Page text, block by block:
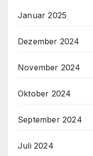
Januar 2025
Dezember 2024
November 2024
Oktober 2024
September 2024
Juli 2024